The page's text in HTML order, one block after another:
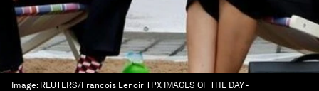
Image: REUTERS/Francois Lenoir TPX IMAGES OF THE DAY -